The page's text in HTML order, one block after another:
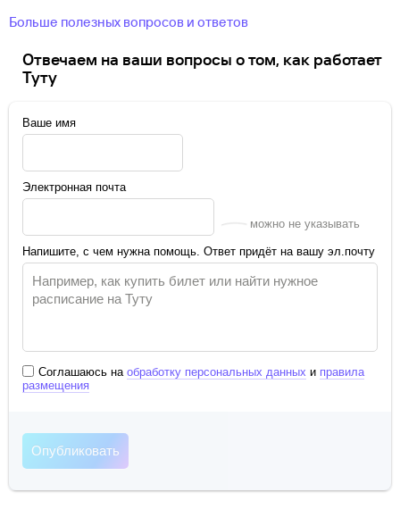
Больше полезных вопросов и ответов
Отвечаем на ваши вопросы о том, как работает
Туту
Ваше имя
Электронная почта
можно не указывать
Напишите, с чем нужна помощь. Ответ придёт на вашу эл.почту
Соглашаюсь на обработку персональных данных и правила
размещения